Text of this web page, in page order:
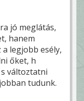
jó meglátás,
hanem
a legjobb esély,
őket, h
változtatni
tudunk.